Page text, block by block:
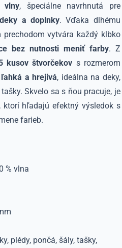
, špeciálne navrhnutá pre
a doplnky. Vďaka dlhému
vytvára každý klbko
bez nutnosti meniť farby. Z
kusov štvorčekov s rozmerom
a hrejivá, ideálna na deky,
Skvelo sa s ňou pracuje, je
ktorí hľadajú efektný výsledok s
farieb.
% vlna
plédy, pončá, šály, tašky,